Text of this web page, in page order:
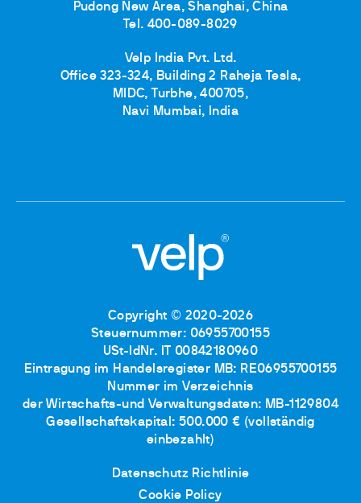
Pudong New Area, Shanghai, China
Tel. 400-089-8029
Velp India Pvt. Ltd.
Office 323-324, Building 2 Raheja Tesla,
MIDC, Turbhe, 400705,
Navi Mumbai, India
Copyright © 2020-2026
Steuernummer: 06955700155
USt-IdNr. IT 00842180960
Eintragung im Handelsregister MB: RE06955700155
Nummer im Verzeichnis
der Wirtschafts-und Verwaltungsdaten: MB-1129804
Gesellschaftskapital: 500.000 € (vollständig
einbezahlt)
Datenschutz Richtlinie
Cookie Policy